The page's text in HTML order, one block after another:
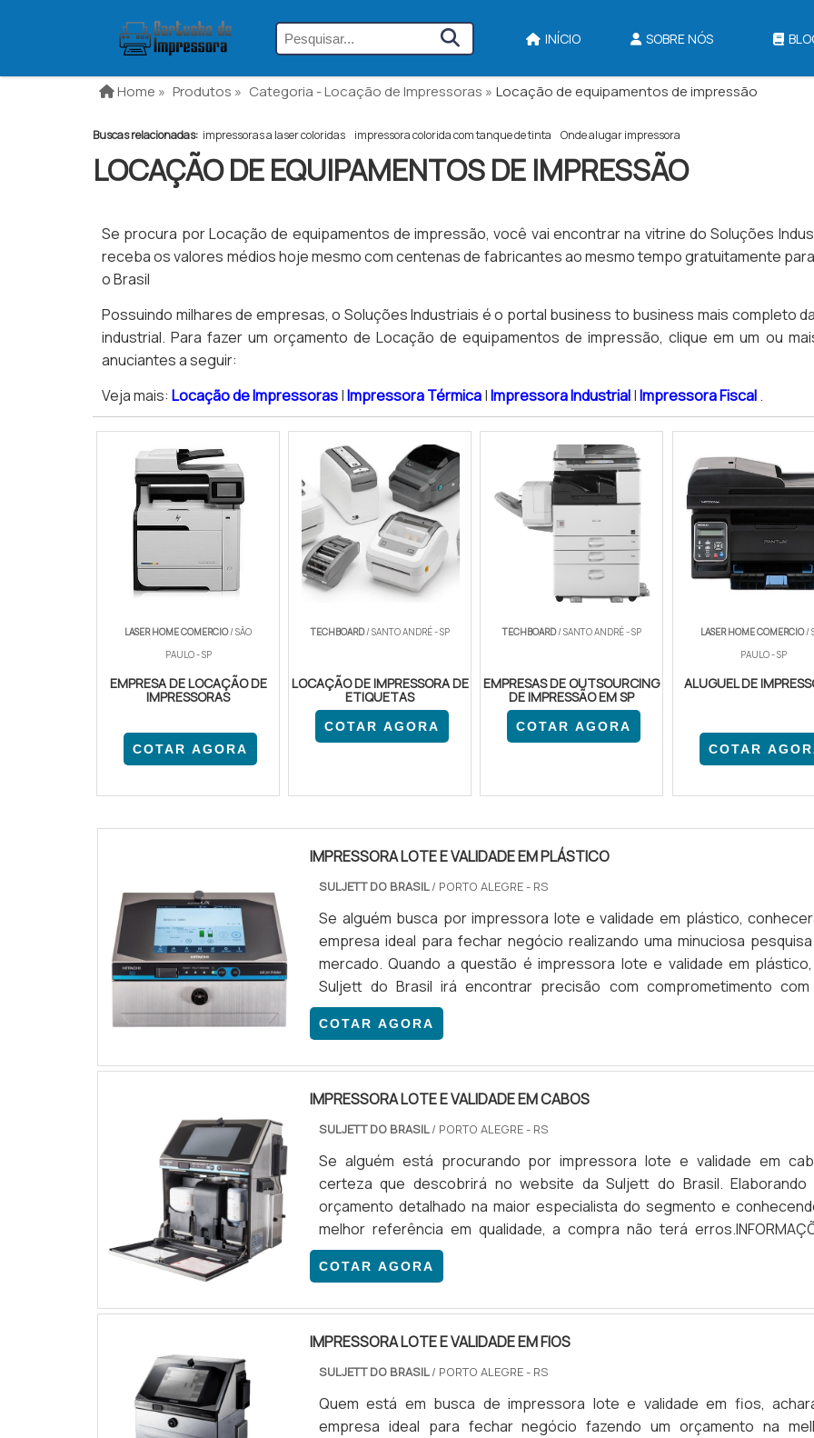
INÍCIO SOBRE NÓS
Home » Produtos » Categoria - Locação de Impressoras » Locação de equipamentos de impressão
Buscas relacionadas: impressoras a laser coloridas​ impressora colorida com tanque de tinta​ Onde alugar impressora
LOCAÇÃO DE EQUIPAMENTOS DE IMPRESSÃO
Se procura por Locação de equipamentos de impressão, você vai encontrar na vitrine do Soluções
receba os valores médios hoje mesmo com centenas de fabricantes ao mesmo tempo gratuitamente
o Brasil
Possuindo milhares de empresas, o Soluções Industriais é o portal business to business mais completo
industrial. Para fazer um orçamento de Locação de equipamentos de impressão, clique em um ou
anuciantes a seguir:
Veja mais: Locação de Impressoras|Impressora Térmica|Impressora Industrial|Impressora Fiscal.
LASER HOME COMERCIO/ SÃO
PAULO - SP
EMPRESA DE LOCAÇÃO DE
IMPRESSORAS
COTAR AGORA
TECHBOARD/ SANTO ANDRÉ - SP
LOCAÇÃO DE IMPRESSORA DE
ETIQUETAS
COTAR AGORA
TECHBOARD/ SANTO ANDRÉ - SP
EMPRESAS DE OUTSOURCING
DE IMPRESSÃO EM SP
COTAR AGORA
LASER HOME COMERCIO/
PAULO - SP
ALUGUEL DE
COTAR
IMPRESSORA LOTE E VALIDADE EM PLÁSTICO
SULJETT DO BRASIL/ PORTO ALEGRE - RS
Se alguém busca por impressora lote e validade em plástico,
empresa ideal para fechar negócio realizando uma minuciosa
mercado. Quando a questão é impressora lote e validade em
Suljett do Brasil irá encontrar precisão com comprometimento
resultados dos clientes.DETALHES SOBRE A IMPRESSORA LOTE E
EM PLÁSTICOHá muitas maneiras eficientes de demonstrar
COTAR AGORA
IMPRESSORA LOTE E VALIDADE EM CABOS
SULJETT DO BRASIL/ PORTO ALEGRE - RS
Se alguém está procurando por impressora lote e validade em
certeza que descobrirá no website da Suljett do Brasil. Elaborando
orçamento detalhado na maior especialista do segmento e
melhor referência em qualidade, a compra não terá
SOBRE A IMPRESSORA LOTE E VALIDADE EM CABOSQuem quer
impressora lote e validade em cabos em uma empresa comprometida com
COTAR AGORA
IMPRESSORA LOTE E VALIDADE EM FIOS
SULJETT DO BRASIL/ PORTO ALEGRE - RS
Quem está em busca de impressora lote e validade em fios,
empresa ideal para fechar negócio fazendo um orçamento na